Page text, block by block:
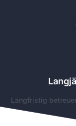
Langfristig